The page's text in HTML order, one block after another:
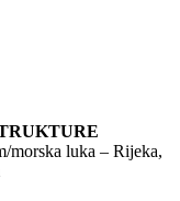
morska luka – Rijeka,